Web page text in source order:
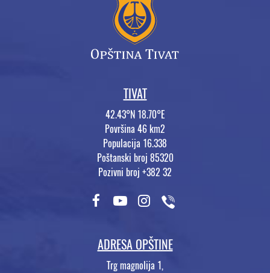
TIVAT
42.43°N 18.70°E
Površina 46 km2
Populacija 16.338
Poštanski broj 85320
Pozivni broj +382 32
ADRESA OPŠTINE
Trg magnolija 1,